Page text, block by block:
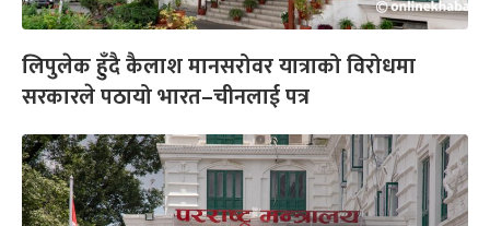
लिपुलेक हुँदै कैलाश मानसरोवर यात्राको विरोधमा
सरकारले पठायो भारत–चीनलाई पत्र